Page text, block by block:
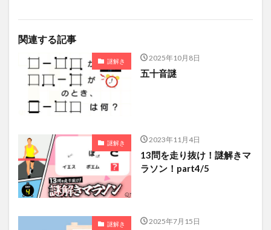
関連する記事
謎解き 2025年10月8日
五十音謎
謎解き 2023年11月4日
13問を走り抜け！謎解きマ
ラソン！part4/5
謎解き 2025年7月15日